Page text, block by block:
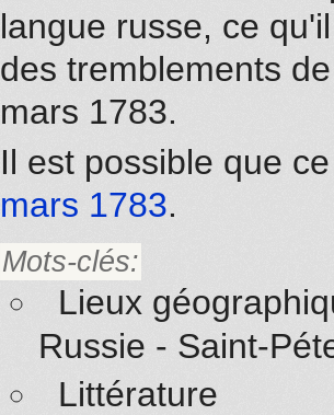
langue russe, ce
des tremblements
mars 1783.
Il est possible que
mars 1783.
Mots-clés:
Lieux
Russie - Saint-
Littérature